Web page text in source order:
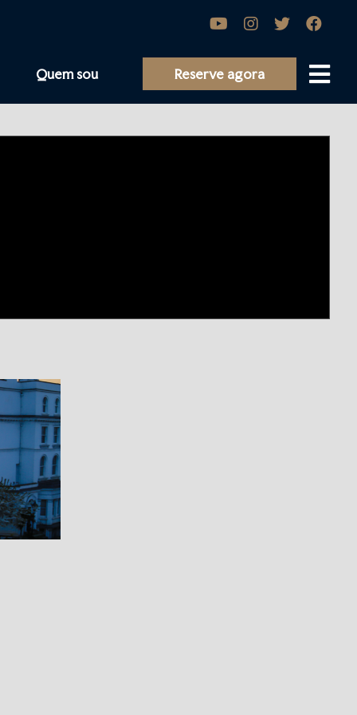
Quem sou Reserve agora